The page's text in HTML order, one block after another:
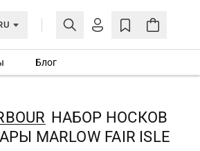
ЛИЧНЫЙ КАБИНЕТ
Еще не зарегистрированы?
СОЗДАТЬ УЧЕТНУЮ ЗАПИСЬ
Блог
НАБОР НОСКОВ
MARLOW FAIR ISLE